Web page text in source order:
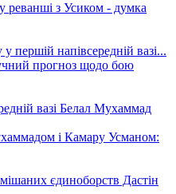
реванші з Усиком - думка
прогноз щодо бою
і Камару Усманом: